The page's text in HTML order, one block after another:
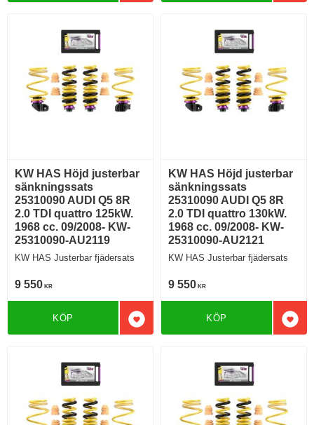
KW HAS Höjd justerbar
sänkningssats
25310090 AUDI Q5 8R
2.0 TDI quattro 125kW.
1968 cc. 09/2008- KW-
25310090-AU2119
KW HAS Justerbar fjädersats
9 550 KR
Lägg till i favoriter
KÖP
KW HAS Höjd justerbar
sänkningssats
25310090 AUDI Q5 8R
2.0 TDI quattro 130kW.
1968 cc. 09/2008- KW-
25310090-AU2121
KW HAS Justerbar fjädersats
9 550 KR
KÖP